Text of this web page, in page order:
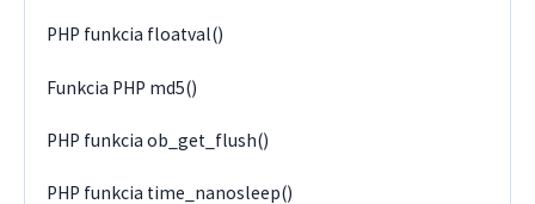
PHP funkcia floatval()
Funkcia PHP md5()
PHP funkcia ob_get_flush()
PHP funkcia time_nanosleep()